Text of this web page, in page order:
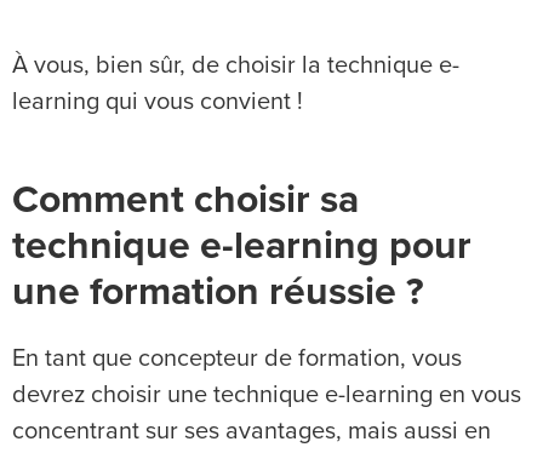
À vous, bien sûr, de choisir la technique e-
learning qui vous convient !
Comment choisir sa
technique e-learning pour
une formation réussie ?
En tant que concepteur de formation, vous
devrez choisir une technique e-learning en vous
concentrant sur ses avantages, mais aussi en